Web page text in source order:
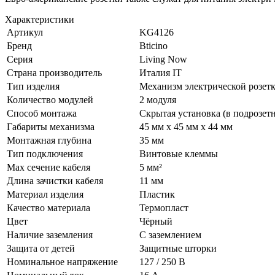
Характеристики
Артикул
KG4126
Бренд
Bticino
Серия
Living Now
Страна производитель
Италия IT
Тип изделия
Механизм электрической
Количество модулей
2 модуля
Способ монтажа
Скрытая установка (в
Габариты механизма
45 мм x 45 мм x 44 мм
Монтажная глубина
35 мм
Тип подключения
Винтовые клеммы
Max сечение кабеля
5 мм²
Длина зачистки кабеля
11 мм
Материал изделия
Пластик
Качество материала
Термопласт
Цвет
Чёрный
Наличие заземления
С заземлением
Защита от детей
Защитные шторки
Номинальное напряжение
127 / 250 В